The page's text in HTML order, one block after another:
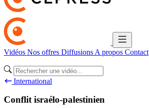
Vidéos Nos offres Diffusions A propos Contact
International
Conflit israélo-palestinien